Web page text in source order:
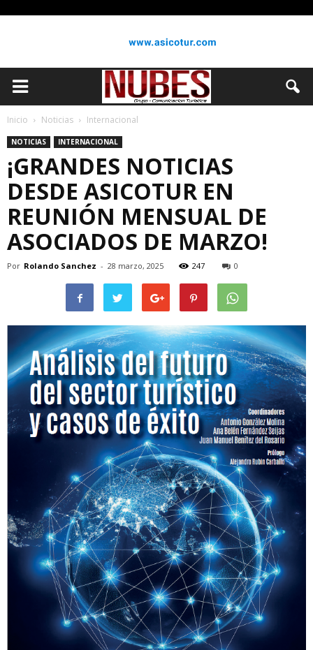
Inicio Noticias Internacional
NOTICIAS INTERNACIONAL
¡GRANDES NOTICIAS
DESDE ASICOTUR EN
REUNIÓN MENSUAL DE
ASOCIADOS DE MARZO!
Por Rolando Sanchez - 28 marzo, 2025 247 0